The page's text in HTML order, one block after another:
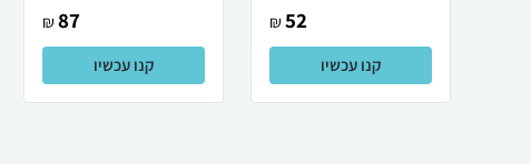
52
₪
קנו עכשיו
87
₪
קנו עכשיו